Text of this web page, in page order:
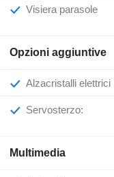
Visiera parasole
Opzioni aggiuntive
Alzacristalli elettrici
Servosterzo:
Multimedia